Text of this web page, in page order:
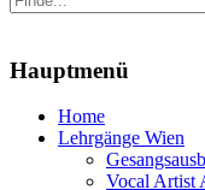
nach:
Hauptmenü
Zum
Inhalt
Home
Lehrgänge Wien
Vocal Artist